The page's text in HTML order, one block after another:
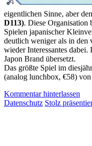
eigentlichen Sinne, aber
D113). Diese Organisation
Spielen japanischer
deutlich weniger als in den
wieder Interessantes
Japon Brand übersetzt.
Das größte Spiel im
(analog lunchbox, €58)
Kommentar hinterlassen
Datenschutz Stolz